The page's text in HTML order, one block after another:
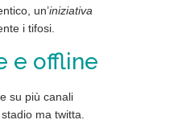
un’iniziativa
i tifosi.
e offline
su più canali
ma twitta.